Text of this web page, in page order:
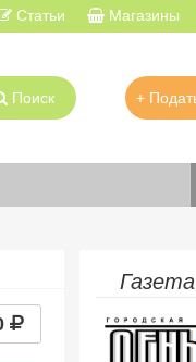
Магазины
Статьи
Поиск +